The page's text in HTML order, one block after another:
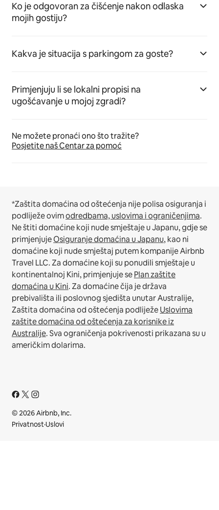
Ko je odgovoran za čišćenje nakon odlaska
mojih gostiju?
Kakva je situacija s parkingom za goste?
Primjenjuju li se lokalni propisi na
ugošćavanje u mojoj zgradi?
Ne možete pronaći ono što tražite?
Posjetite naš Centar za pomoć
*Zaštita domaćina od oštećenja nije polisa osiguranja i
podliježe ovimodredbama, uslovima i ograničenjima.
Ne štiti domaćine koji nude smještaje u Japanu, gdje se
primjenjujeOsiguranje domaćina u Japanu, kao ni
domaćine koji nude smještaj putem kompanije Airbnb
Travel LLC.Za domaćine koji su ponudili smještaje u
kontinentalnoj Kini, primjenjuje sePlan zaštite
domaćina u Kini.Za domaćine čija je država
prebivališta ili poslovnog sjedišta unutar Australije,
Zaštita domaćina od oštećenja podliježeUslovima
zaštite domaćina od oštećenja za korisnike iz
Australije. Sva ograničenja pokrivenosti prikazana su u
američkim dolarima.
© 2026 Airbnb, Inc.
Privatnost·Uslovi